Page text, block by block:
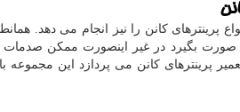
پرینترهای کانن را نیز انجام می دهد.
صورت بگیرد در غیر اینصورت ممکن صدمات
پرینترهای کانن می پردازد این مجموعه